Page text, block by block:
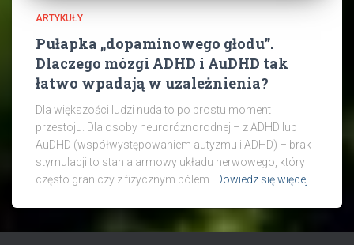
ARTYKUŁY
Pułapka „dopaminowego głodu”.
Dlaczego mózgi ADHD i AuDHD tak
łatwo wpadają w uzależnienia?
Dla większości ludzi nuda to po prostu moment
przestoju. Dla osoby neuroróżnorodnej – z ADHD lub
AuDHD (współwystępowaniem autyzmu i ADHD) – brak
stymulacji to stan alarmowy układu nerwowego, który
często graniczy z fizycznym bólem.
Dowiedz się więcej